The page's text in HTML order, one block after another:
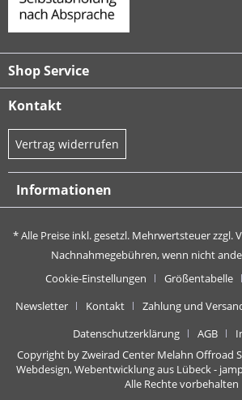
Shop Service
Kontakt
Vertrag widerrufen
Informationen
* Alle Preise inkl. gesetzl. Mehrwertsteuer zzgl.
Nachnahmegebühren, wenn nicht
Cookie-Einstellungen
Größentabelle
Newsletter
Kontakt Zahlung und
Datenschutzerklärung
AGB
Copyright by Zweirad Center Melahn Offroad
Webdesign, Webentwicklung aus Lübeck -
Alle Rechte vorbehalten